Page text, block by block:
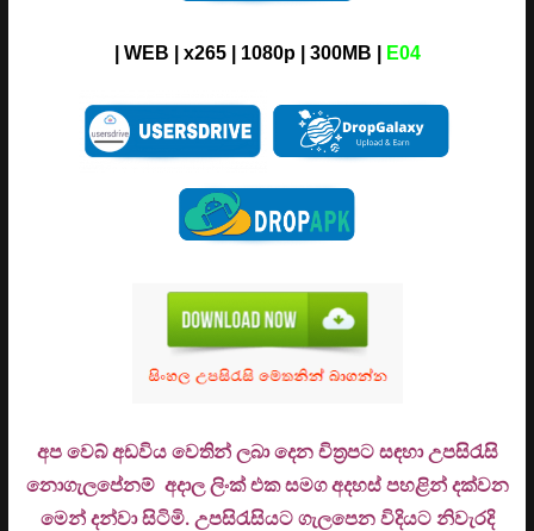
| WEB | x265 | 1080p | 300MB | E04
අප වෙබ් අඩවිය වෙතින් ලබා දෙන චිත්‍රපට සඳහා උපසිරැසි
නොගැලපේනම් අදාල ලිංක් එක සමග අදහස් පහළින් දක්වන
මෙන් දන්වා සිටිමි. උපසිරැසියට ගැලපෙන විදියට නිවැරදි